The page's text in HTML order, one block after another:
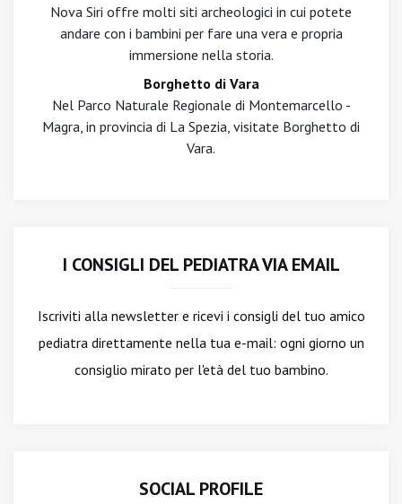
Nova Siri offre molti siti archeologici in cui potete
andare con i bambini per fare una vera e propria
immersione nella storia.
Borghetto di Vara
Nel Parco Naturale Regionale di Montemarcello -
Magra, in provincia di La Spezia, visitate Borghetto di
Vara.
I CONSIGLI DEL PEDIATRA VIA EMAIL
Iscriviti alla newslettere ricevi i consigli del tuo amico
pediatra direttamente nella tua e-mail: ogni giorno un
consiglio mirato per l'età del tuo bambino.
SOCIAL PROFILE